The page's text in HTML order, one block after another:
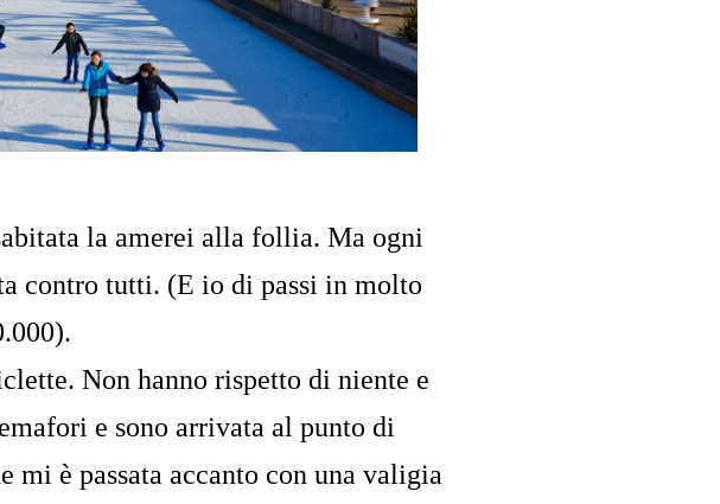
la amerei alla follia. Ma ogni
contro tutti. (E io di passi in molto
Non hanno rispetto di niente e
e sono arrivata al punto di
mi è passata accanto con una valigia